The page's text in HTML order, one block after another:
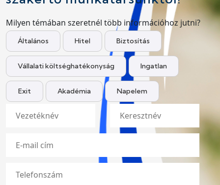
Milyen témában szeretnél több információhoz jutni?
Általános Hitel Biztosítás
Vállalati költséghatékonyság Ingatlan
Exit Akadémia Napelem